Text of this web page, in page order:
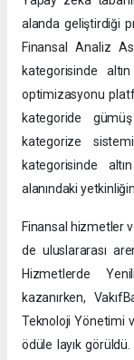
alanda geliştirdiği
Finansal Analiz
kategorisinde
optimizasyonu
kategoride
kategorize
kategorisinde
alanındaki
Finansal hizmetler
de uluslararası
Hizmetlerde
kazanırken,
Teknoloji Yönetimi
ödüle layık